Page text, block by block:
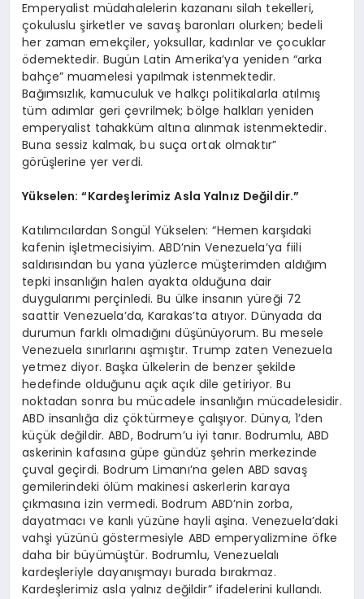
Emperyalist müdahalelerin kazananı silah tekelleri,
çokuluslu şirketler ve savaş baronları olurken; bedeli
her zaman emekçiler, yoksullar, kadınlar ve çocuklar
ödemektedir. Bugün Latin Amerika’ya yeniden “arka
bahçe” muamelesi yapılmak istenmektedir.
Bağımsızlık, kamuculuk ve halkçı politikalarla atılmış
tüm adımlar geri çevrilmek; bölge halkları yeniden
emperyalist tahakküm altına alınmak istenmektedir.
Buna sessiz kalmak, bu suça ortak olmaktır”
görüşlerine yer verdi.
Yükselen: “Kardeşlerimiz Asla Yalnız Değildir.”
Katılımcılardan Songül Yükselen: “Hemen karşıdaki
kafenin işletmecisiyim. ABD’nin Venezuela’ya fiili
saldırısından bu yana yüzlerce müşterimden aldığım
tepki insanlığın halen ayakta olduğuna dair
duygularımı perçinledi. Bu ülke insanın yüreği 72
saattir Venezuela’da, Karakas’ta atıyor. Dünyada da
durumun farklı olmadığını düşünüyorum. Bu mesele
Venezuela sınırlarını aşmıştır. Trump zaten Venezuela
yetmez diyor. Başka ülkelerin de benzer şekilde
hedefinde olduğunu açık açık dile getiriyor. Bu
noktadan sonra bu mücadele insanlığın mücadelesidir.
ABD insanlığa diz çöktürmeye çalışıyor. Dünya, 1’den
küçük değildir. ABD, Bodrum’u iyi tanır. Bodrumlu, ABD
askerinin kafasına güpe gündüz şehrin merkezinde
çuval geçirdi. Bodrum Limanı’na gelen ABD savaş
gemilerindeki ölüm makinesi askerlerin karaya
çıkmasına izin vermedi. Bodrum ABD’nin zorba,
dayatmacı ve kanlı yüzüne hayli aşina. Venezuela’daki
vahşi yüzünü göstermesiyle ABD emperyalizmine öfke
daha bir büyümüştür. Bodrumlu, Venezuelalı
kardeşleriyle dayanışmayı burada bırakmaz.
Kardeşlerimiz asla yalnız değildir” ifadelerini kullandı.